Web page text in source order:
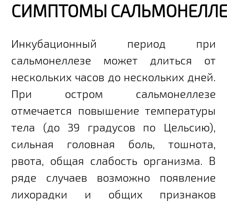
СИМПТОМЫ
Инкубационный период при
сальмонеллезе может длиться от
нескольких часов до нескольких дней.
При остром сальмонеллезе
отмечается повышение температуры
тела (до 39 градусов по Цельсию),
сильная головная боль, тошнота,
рвота, общая слабость организма. В
ряде случаев возможно появление
лихорадки и общих признаков